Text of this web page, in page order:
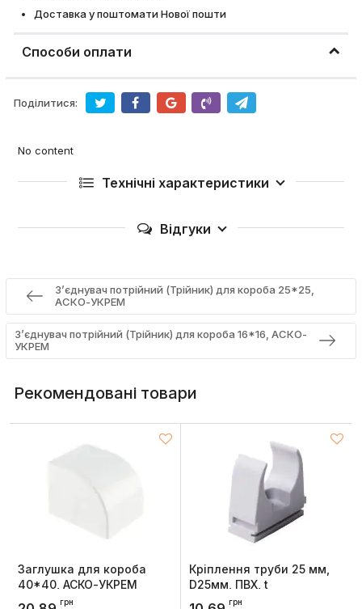
Доставка у поштомати Нової пошти
Способи оплати
Поділитися:
No content
Технічні характеристики
Відгуки
З’єднувач потрійний (Трійник) для короба 25*25,
АСКО-УКРЕМ
З’єднувач потрійний (Трійник) для короба 16*16, АСКО-
УКРЕМ
Рекомендовані товари
Заглушка для короба
40*40, АСКО-УКРЕМ
Артикул: A0070040092
грн
Кріплення труби 25 мм,
D25мм, ПВХ, t
застосування -25+60 °с,
грн